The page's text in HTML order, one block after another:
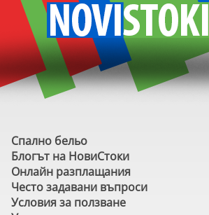
Спално бельо
Блогът на НовиСтоки
Онлайн разплащания
Често задавани въпроси
Условия за ползване